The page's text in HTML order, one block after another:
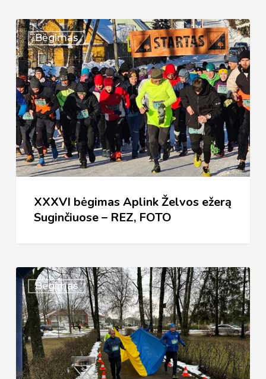
Bėgimas
XXXVI
bėgimas
Aplink
Želvos
ežerą
Suginčiuose
–
REZ,
FOTO
XXXVI bėgimas Aplink Želvos ežerą
Suginčiuose – REZ, FOTO
Bėgimas
XXXVI
TRADICINIS
BĖGIMAS
„APLINK
ŽELVOS
EŽERĄ“